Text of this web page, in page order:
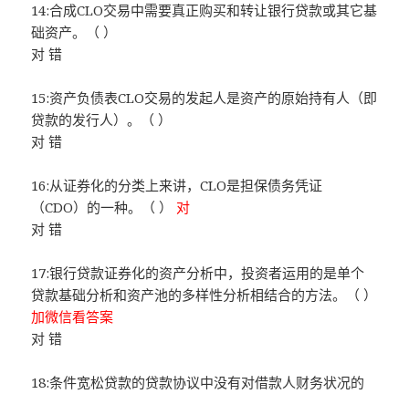
14:合成CLO交易中需要真正购买和转让银行贷款或其它基
础资产。（ ）
对 错
15:资产负债表CLO交易的发起人是资产的原始持有人（即
贷款的发行人）。（ ）
对 错
16:从证券化的分类上来讲，CLO是担保债务凭证
（CDO）的一种。（ ） 对
对 错
17:银行贷款证券化的资产分析中，投资者运用的是单个
贷款基础分析和资产池的多样性分析相结合的方法。（ ）
加微信看答案
对 错
18:条件宽松贷款的贷款协议中没有对借款人财务状况的